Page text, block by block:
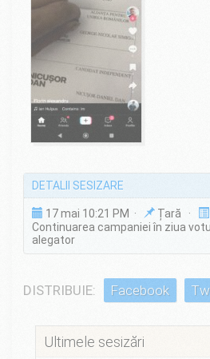
DETALII SESIZARE
17 mai 10:21 PM · Țară ·
Continuarea campaniei în ziua
alegator
DISTRIBUIE: Facebook
Ultimele sesizări